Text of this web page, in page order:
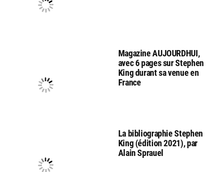
Magazine AUJOURDHUI,
avec 6 pages sur Stephen
King durant sa venue en
France
La bibliographie Stephen
King (édition 2021), par
Alain Sprauel